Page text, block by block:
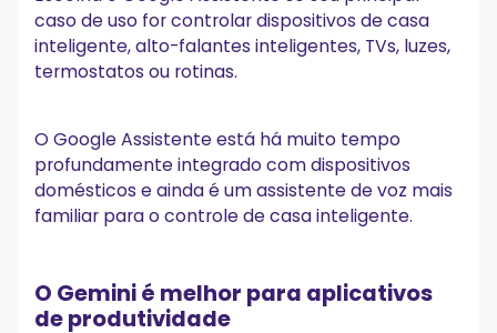
caso de uso for controlar dispositivos de casa
inteligente, alto-falantes inteligentes, TVs, luzes,
termostatos ou rotinas.
O Google Assistente está há muito tempo
profundamente integrado com dispositivos
domésticos e ainda é um assistente de voz mais
familiar para o controle de casa inteligente.
O Gemini é melhor para aplicativos
de produtividade